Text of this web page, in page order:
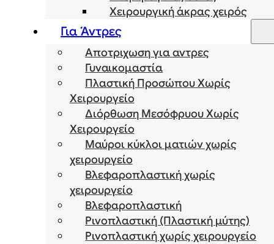
Χειρουργική άκρας χειρός
Για Άντρες
Αποτριχωση για αντρες
Γυναικομαστία
Πλαστική Προσώπου Χωρίς
Χειρουργείο
Διόρθωση Μεσόφρυου Χωρίς
Χειρουργείο
Μαύροι κύκλοι ματιών χωρίς
χειρουργείο
Βλεφαροπλαστική χωρίς
χειρουργείο
Βλεφαροπλαστική
Ρινοπλαστική (Πλαστική μύτης)
Ρινοπλαστική χωρίς χειρουργείο